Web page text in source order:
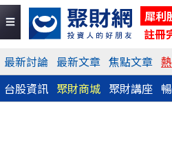
犀利
註冊
最新討論 最新文章 焦點文章
台股資訊 聚財商城 聚財講座